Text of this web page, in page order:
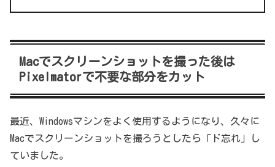
Macでスクリーンショットを撮った後は
Pixelmatorで不要な部分をカット
最近、Windowsマシンをよく使用するようになり、久々に
Macでスクリーンショットを撮ろうとしたら「ド忘れ」し
ていました。